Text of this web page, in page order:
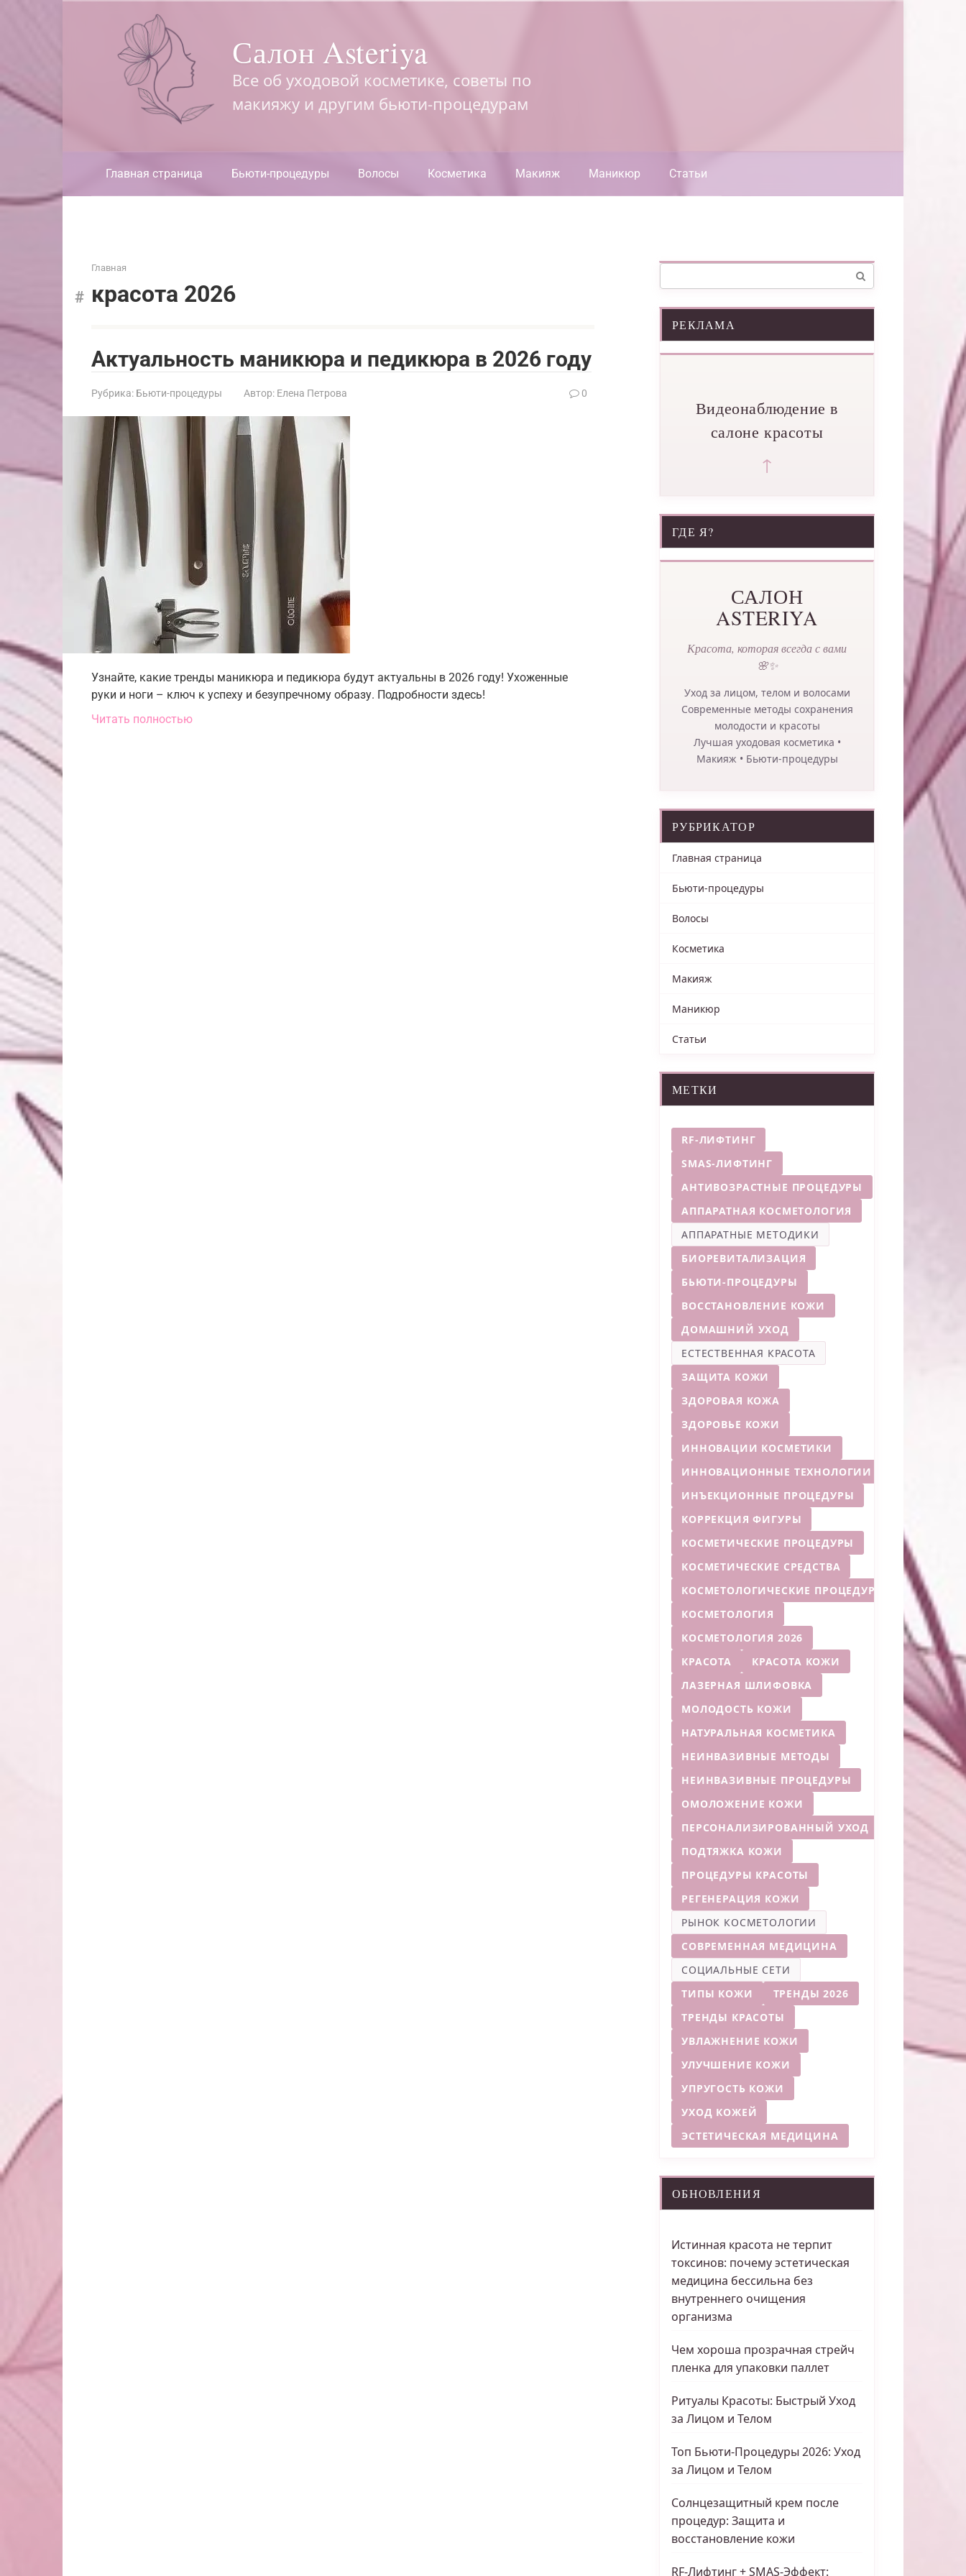
Салон Asteriya
Все об уходовой косметике, советы по
макияжу и другим бьюти-процедурам
Главная страница Бьюти-процедуры Волосы Косметика Макияж Маникюр Статьи
Главная
красота 2026
Актуальность маникюра и педикюра в 2026 году
Рубрика: Бьюти-процедуры Автор: Елена Петрова 0
Узнайте, какие тренды маникюра и педикюра будут актуальны в 2026 году! Ухоженные
руки и ноги – ключ к успеху и безупречному образу. Подробности здесь!
Читать полностью
РЕКЛАМА
Видеонаблюдение в
салоне красоты
↑
ГДЕ Я?
САЛОН
ASTERIYA
Красота, которая всегда с вами
🌸✨
Уход за лицом, телом и волосами
Современные методы сохранения
молодости и красоты
Лучшая уходовая косметика •
Макияж • Бьюти-процедуры
РУБРИКАТОР
Главная страница
Бьюти-процедуры
Волосы
Косметика
Макияж
Маникюр
Статьи
МЕТКИ
RF-ЛИФТИНГ
SMAS-ЛИФТИНГ
АНТИВОЗРАСТНЫЕ ПРОЦЕДУРЫ
АППАРАТНАЯ КОСМЕТОЛОГИЯ
АППАРАТНЫЕ МЕТОДИКИ
БИОРЕВИТАЛИЗАЦИЯ
БЬЮТИ-ПРОЦЕДУРЫ
ВОССТАНОВЛЕНИЕ КОЖИ
ДОМАШНИЙ УХОД
ЕСТЕСТВЕННАЯ КРАСОТА
ЗАЩИТА КОЖИ
ЗДОРОВАЯ КОЖА
ЗДОРОВЬЕ КОЖИ
ИННОВАЦИИ КОСМЕТИКИ
ИННОВАЦИОННЫЕ ТЕХНОЛОГИИ
ИНЪЕКЦИОННЫЕ ПРОЦЕДУРЫ
КОРРЕКЦИЯ ФИГУРЫ
КОСМЕТИЧЕСКИЕ ПРОЦЕДУРЫ
КОСМЕТИЧЕСКИЕ СРЕДСТВА
КОСМЕТОЛОГИЧЕСКИЕ ПРОЦЕДУРЫ
КОСМЕТОЛОГИЯ
КОСМЕТОЛОГИЯ 2026
КРАСОТА
КРАСОТА КОЖИ
ЛАЗЕРНАЯ ШЛИФОВКА
МОЛОДОСТЬ КОЖИ
НАТУРАЛЬНАЯ КОСМЕТИКА
НЕИНВАЗИВНЫЕ МЕТОДЫ
НЕИНВАЗИВНЫЕ ПРОЦЕДУРЫ
ОМОЛОЖЕНИЕ КОЖИ
ПЕРСОНАЛИЗИРОВАННЫЙ УХОД
ПОДТЯЖКА КОЖИ
ПРОЦЕДУРЫ КРАСОТЫ
РЕГЕНЕРАЦИЯ КОЖИ
РЫНОК КОСМЕТОЛОГИИ
СОВРЕМЕННАЯ МЕДИЦИНА
СОЦИАЛЬНЫЕ СЕТИ
ТИПЫ КОЖИ
ТРЕНДЫ 2026
ТРЕНДЫ КРАСОТЫ
УВЛАЖНЕНИЕ КОЖИ
УЛУЧШЕНИЕ КОЖИ
УПРУГОСТЬ КОЖИ
УХОД КОЖЕЙ
ЭСТЕТИЧЕСКАЯ МЕДИЦИНА
ОБНОВЛЕНИЯ
Истинная красота не терпит
токсинов: почему эстетическая
медицина бессильна без
внутреннего очищения
организма
Чем хороша прозрачная стрейч
пленка для упаковки паллет
Ритуалы Красоты: Быстрый Уход
за Лицом и Телом
Топ Бьюти-Процедуры 2026: Уход
за Лицом и Телом
Солнцезащитный крем после
процедур: Защита и
восстановление кожи
RF-Лифтинг + SMAS-Эффект: